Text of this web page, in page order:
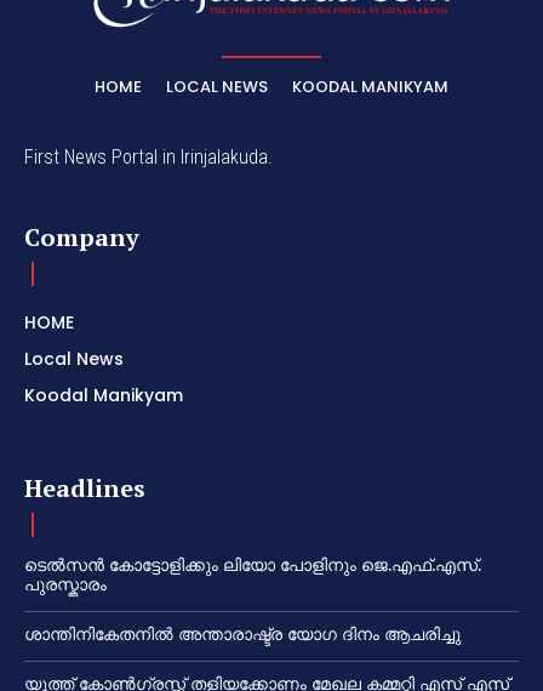
HOME LOCAL NEWS KOODAL MANIKYAM
First News Portal in Irinjalakuda.
Company
HOME
Local News
Koodal Manikyam
Headlines
ടെൽസൻ കോട്ടോളിക്കും ലിയോ പോളിനും ജെ.എഫ്.എസ്.
പുരസ്കാരം
ശാന്തിനികേതനിൽ അന്താരാഷ്ട്ര യോഗ ദിനം ആചരിച്ചു
യൂത്ത് കോൺഗ്രസ്സ് തളിയക്കോണം മേഖല കമ്മറ്റി എസ് എസ്